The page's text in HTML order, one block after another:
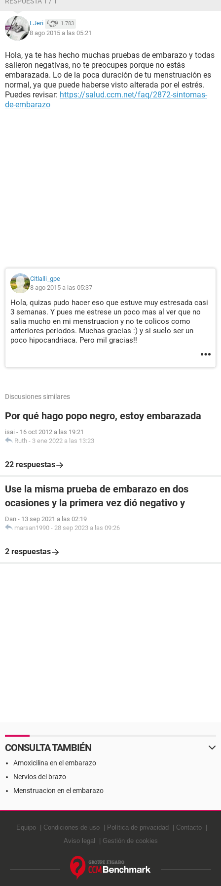
menstruación. Necesito ayuda, estoy muy desesperada :$ no
sé si por mis nervios me haya bajado por pocos días o si
realmente estoy embarazada. Despues de mi menstruacion
tome una prueba de embarazo, al igual salio negativa.
frutas y verduras, nada de carne, pollo, pescado, lacteos, ni
grasas por la infección en el estomago
Muchas gracias, por su tiempo y ayuda.
LJeri 1.783
8 ago 2015 a las 05:21
Hola, ya te has hecho muchas pruebas de embarazo y todas
salieron negativas, no te preocupes porque no estás
embarazada. Lo de la poca duración de tu menstruación es
normal, ya que puede haberse visto alterada por el estrés.
Puedes revisar: https://salud.ccm.net/faq/2872-sintomas-
de-embarazo
Citlalli_gpe
8 ago 2015 a las 05:37
Hola, quizas pudo hacer eso que estuve muy estresada casi
3 semanas. Y pues me estrese un poco mas al ver que no
salia mucho en mi menstruacion y no te colicos como
anteriores periodos. Muchas gracias :) y si suelo ser un
poco hipocandriaca. Pero mil gracias!!
Discusiones similares
Por qué hago popo negro, estoy embarazada
isai - 16 oct 2012 a las 19:21
Ruth - 3 ene 2022 a las 13:23
22 respuestas
Use la misma prueba de embarazo en dos
ocasiones y la primera vez dió negativo y
Dan - 13 sep 2021 a las 02:19
marsan1990 - 28 sep 2023 a las 09:26
2 respuestas
CONSULTA TAMBIÉN
Amoxicilina en el embarazo
Nervios del brazo
Menstruacion en el embarazo
Equipo Condiciones de uso Política de privacidad
Contacto
Aviso legal
Gestión de cookies